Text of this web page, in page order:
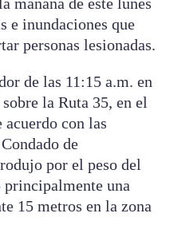
e inundaciones que
personas lesionadas.
de las 11:15 a.m. en
la Ruta 35, en el
con las
de
por el peso del
principalmente una
15 metros en la zona